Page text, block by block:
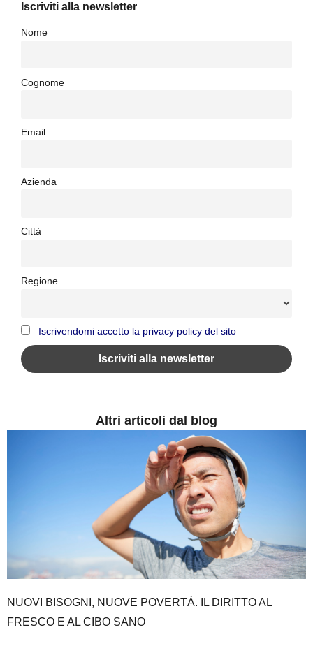
Iscriviti alla newsletter
Nome
Cognome
Email
Azienda
Città
Regione
Iscrivendomi accetto la privacy policy del sito
Altri articoli dal blog
NUOVI BISOGNI, NUOVE POVERTÀ. IL DIRITTO AL
FRESCO E AL CIBO SANO